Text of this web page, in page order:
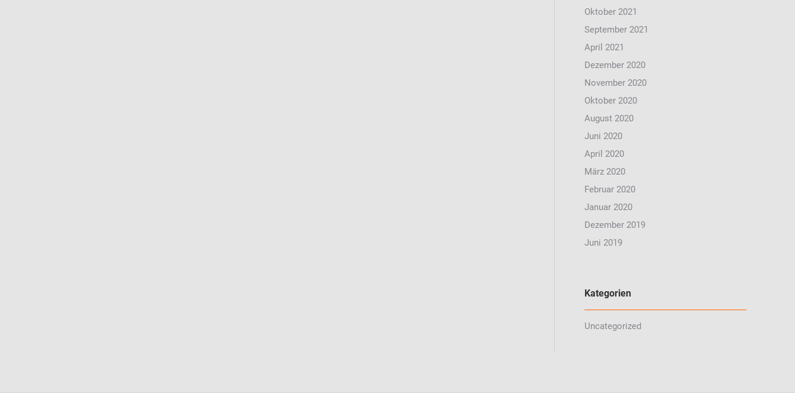
Oktober 2021
September 2021
April 2021
Dezember 2020
November 2020
Oktober 2020
August 2020
Juni 2020
April 2020
März 2020
Februar 2020
Januar 2020
Dezember 2019
Juni 2019
Kategorien
Uncategorized